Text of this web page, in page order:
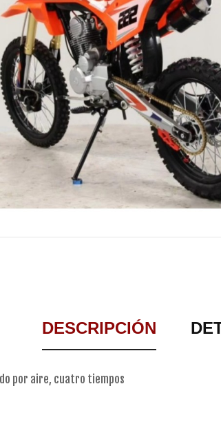
DESCRIPCIÓN
por aire, cuatro tiempos